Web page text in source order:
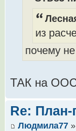
из
почему
ТАК на ООС
Re: План-
Людмила77